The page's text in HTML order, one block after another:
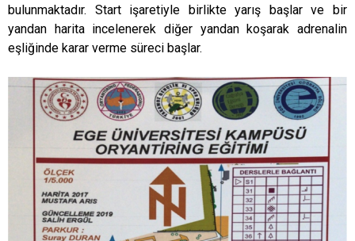
bulunmaktadır. Start işaretiyle birlikte yarış başlar ve bir
yandan harita incelenerek diğer yandan koşarak adrenalin
eşliğinde karar verme süreci başlar.